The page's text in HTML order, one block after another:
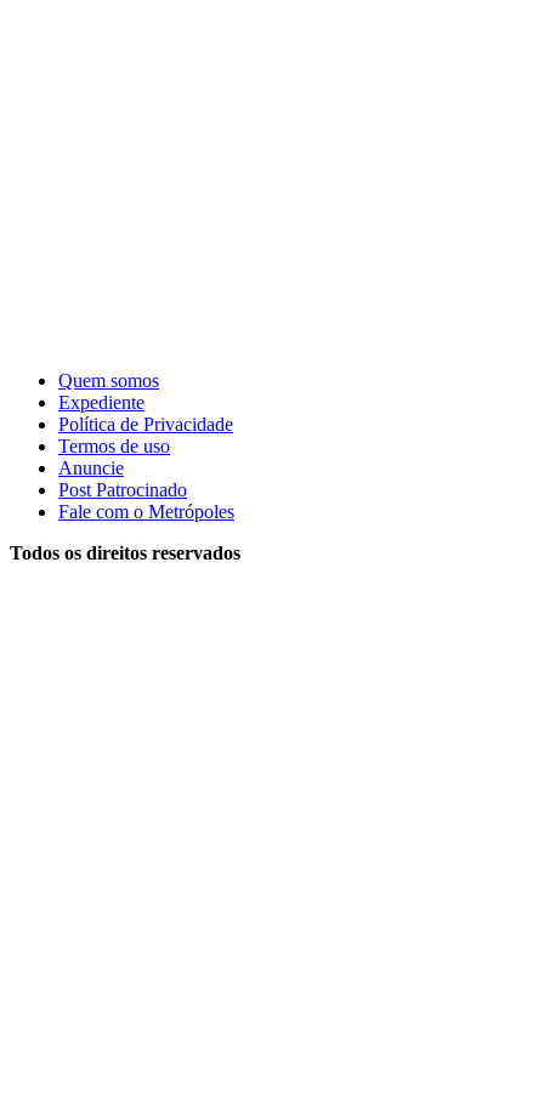
Quem somos
Expediente
Política de Privacidade
Termos de uso
Anuncie
Post Patrocinado
Fale com o Metrópoles
Todos os direitos reservados